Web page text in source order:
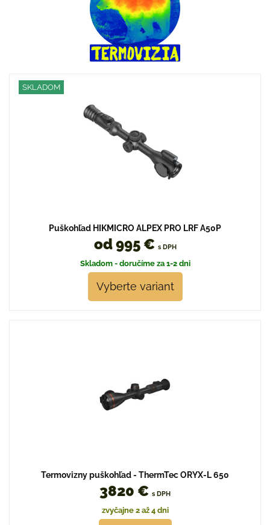
SKLADOM
Puškohľad HIKMICRO ALPEX PRO LRF A50P
od 995 € s DPH
Skladom - doručíme za 1-2 dni
Vyberte variant
Termovizny puškohľad - ThermTec ORYX-L 650
3820 € s DPH
zvyčajne 2 až 4 dni